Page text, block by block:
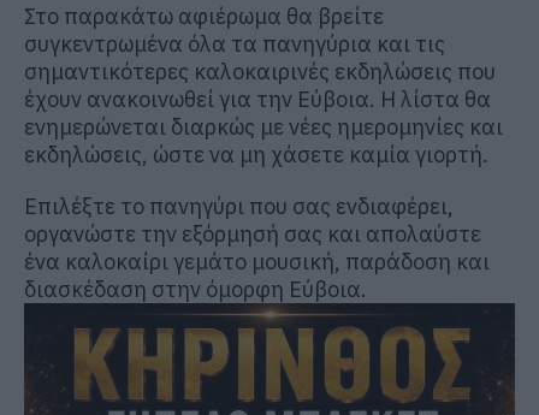
Στο παρακάτω αφιέρωμα θα βρείτε
συγκεντρωμένα όλα τα πανηγύρια και τις
σημαντικότερες καλοκαιρινές εκδηλώσεις που
έχουν ανακοινωθεί για την Εύβοια. Η λίστα θα
ενημερώνεται διαρκώς με νέες ημερομηνίες και
εκδηλώσεις, ώστε να μη χάσετε καμία γιορτή.
Επιλέξτε το πανηγύρι που σας ενδιαφέρει,
οργανώστε την εξόρμησή σας και απολαύστε
ένα καλοκαίρι γεμάτο μουσική, παράδοση και
διασκέδαση στην όμορφη Εύβοια.